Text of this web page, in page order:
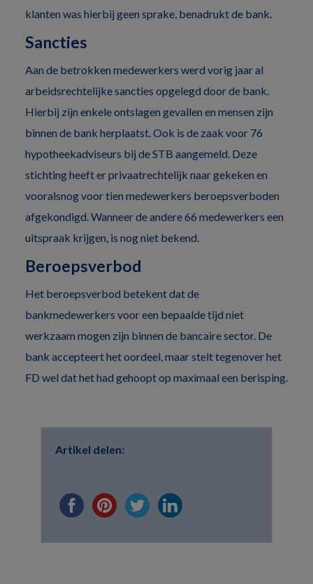
klanten was hierbij geen sprake, benadrukt de bank.
Sancties
Aan de betrokken medewerkers werd vorig jaar al
arbeidsrechtelijke sancties opgelegd door de bank.
Hierbij zijn enkele ontslagen gevallen en mensen zijn
binnen de bank herplaatst. Ook is de zaak voor 76
hypotheekadviseurs bij de STB aangemeld. Deze
stichting heeft er privaatrechtelijk naar gekeken en
vooralsnog voor tien medewerkers beroepsverboden
afgekondigd. Wanneer de andere 66 medewerkers een
uitspraak krijgen, is nog niet bekend.
Beroepsverbod
Het beroepsverbod betekent dat de
bankmedewerkers voor een bepaalde tijd niet
werkzaam mogen zijn binnen de bancaire sector. De
bank accepteert het oordeel, maar stelt tegenover het
FD wel dat het had gehoopt op maximaal een berisping.
Artikel delen: